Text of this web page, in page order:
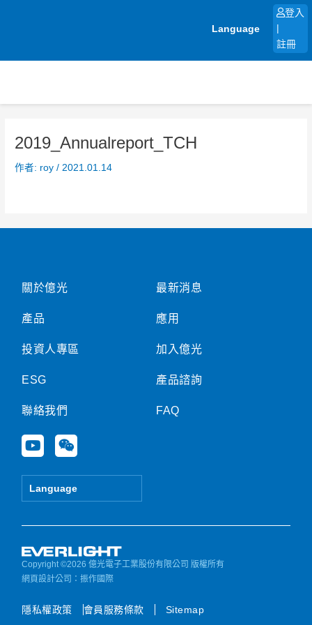
Language
登入
註冊
2019_Annualreport_TCH
作者: roy/ 2021.01.14
關於億光
產品
投資人專區
ESG
聯絡我們
Y
o
u
e
W
e
i
Language
最新消息
應用
加入億光
產品諮詢
FAQ
Copyright ©2026 億光電子工業股份有限公司 版權所有
網頁設計公司 ：振作國際
隱私權政策 會員服務條款 Sitemap